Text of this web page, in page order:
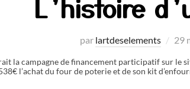
L’histoire
par lartdeselements 29
la campagne de financement participatif sur le
l’achat du four de poterie et de son kit